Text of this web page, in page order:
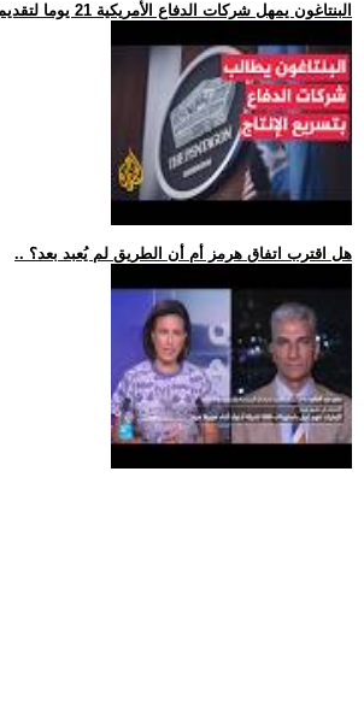
.. البنتاغون يمهل شركات الدفاع الأمريكية 21 يوما لتقديم خطط تسر
.. هل اقترب اتفاق هرمز أم أن الطريق لم يُعبد بعد؟